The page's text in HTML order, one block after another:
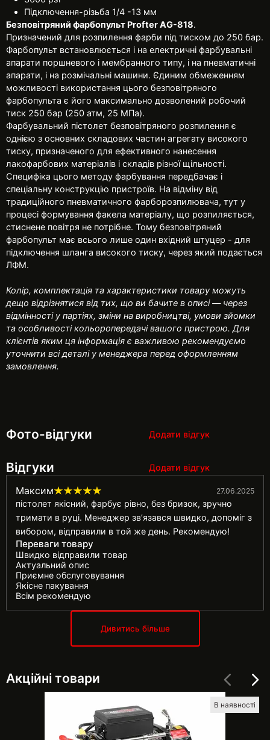
Підключення-різьба 1/4 -13 мм
Безповітряний фарбопульт Profter AG-818.
Призначений для розпилення фарби під тиском до 250 бар.
Фарбопульт встановлюється і на електричні фарбувальні
апарати поршневого і мембранного типу, і на пневматичні
апарати, і на розмічальні машини. Єдиним обмеженням
можливості використання цього безповітряного
фарбопульта є його максимально дозволений робочий
тиск 250 бар (250 атм, 25 МПа).
Фарбувальний пістолет безповітряного розпилення є
однією з основних складових частин агрегату високого
тиску, призначеного для ефективного нанесення
лакофарбових матеріалів і складів різної щільності.
Специфіка цього методу фарбування передбачає і
спеціальну конструкцію пристроїв. На відміну від
традиційного пневматичного фарборозпилювача, тут у
процесі формування факела матеріалу, що розпиляється,
стиснене повітря не потрібне. Тому безповітряний
фарбопульт має всього лише один вхідний штуцер - для
підключення шланга високого тиску, через який подається
ЛФМ.
Колір, комплектація та характеристики товару можуть
дещо відрізнятися від тих, що ви бачите в описі — через
відмінності у партіях, зміни на виробництві, умови зйомки
та особливості кольоропередачі вашого пристрою. Для
клієнтів яким ця інформація є важливою рекомендуємо
уточнити всі деталі у менеджера перед оформленням
замовлення.
Фото-відгуки Додати відгук
Відгуки Додати відгук
Максим 27.06.2025
пістолет якісний, фарбує рівно, без бризок, зручно
тримати в руці. Менеджер зв’язався швидко, допоміг з
вибором, відправили в той же день. Рекомендую!
Переваги товару
Швидко відправили товар
Актуальний опис
Приємне обслуговування
Якісне пакування
Всім рекомендую
Дивитись більше
Акційні товари
В наявності